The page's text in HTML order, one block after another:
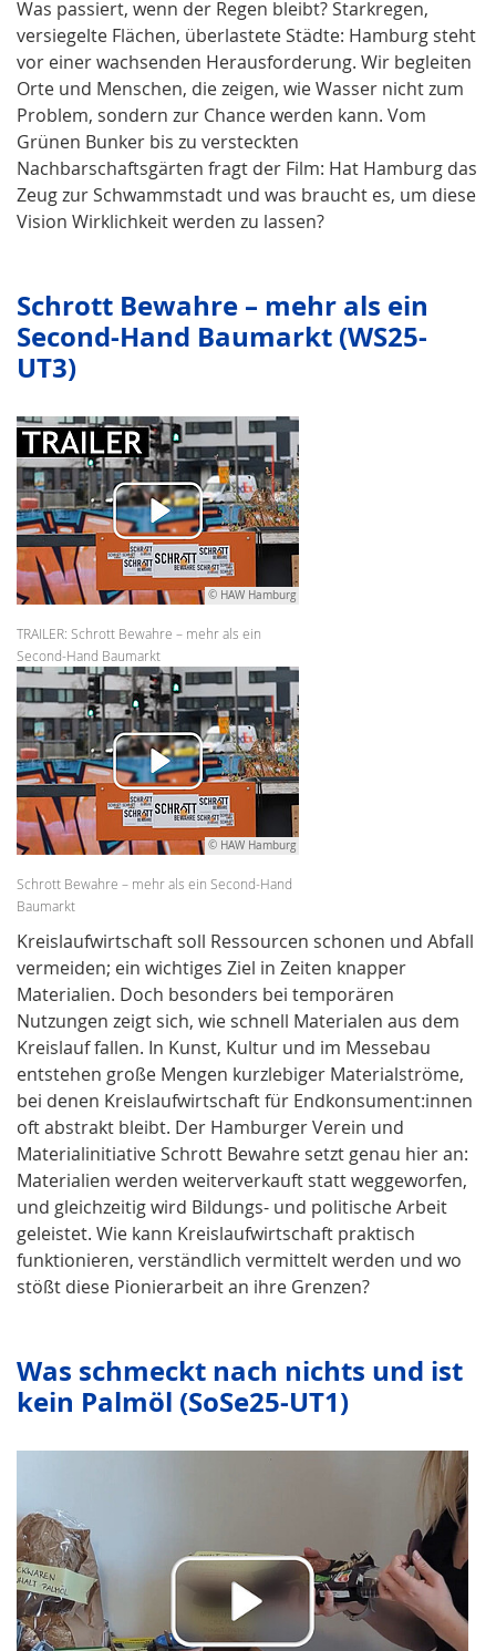
Was passiert, wenn der Regen bleibt? Starkregen,
versiegelte Flächen, überlastete Städte: Hamburg steht
vor einer wachsenden Herausforderung. Wir begleiten
Orte und Menschen, die zeigen, wie Wasser nicht zum
Problem, sondern zur Chance werden kann. Vom
Grünen Bunker bis zu versteckten
Nachbarschaftsgärten fragt der Film: Hat Hamburg das
Zeug zur Schwammstadt und was braucht es, um diese
Vision Wirklichkeit werden zu lassen?
Schrott Bewahre – mehr als ein
Second-Hand Baumarkt (WS25-
UT3)
© HAW Hamburg
TRAILER: Schrott Bewahre – mehr als ein
Second-Hand Baumarkt
© HAW Hamburg
Schrott Bewahre – mehr als ein Second-Hand
Baumarkt
Kreislaufwirtschaft soll Ressourcen schonen und Abfall
vermeiden; ein wichtiges Ziel in Zeiten knapper
Materialien. Doch besonders bei temporären
Nutzungen zeigt sich, wie schnell Materialen aus dem
Kreislauf fallen. In Kunst, Kultur und im Messebau
entstehen große Mengen kurzlebiger Materialströme,
bei denen Kreislaufwirtschaft für Endkonsument:innen
oft abstrakt bleibt. Der Hamburger Verein und
Materialinitiative Schrott Bewahre setzt genau hier an:
Materialien werden weiterverkauft statt weggeworfen,
und gleichzeitig wird Bildungs- und politische Arbeit
geleistet. Wie kann Kreislaufwirtschaft praktisch
funktionieren, verständlich vermittelt werden und wo
stößt diese Pionierarbeit an ihre Grenzen?
Was schmeckt nach nichts und ist
kein Palmöl (SoSe25-UT1)